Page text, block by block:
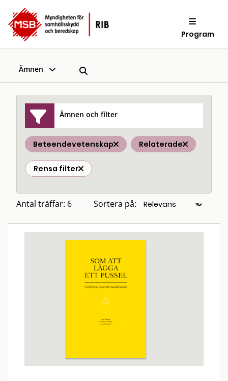
Program
Ämnen
Ämnen och filter
Beteendevetenskap Relaterade
Rensa filter
Antal träffar: 6 Sortera på: